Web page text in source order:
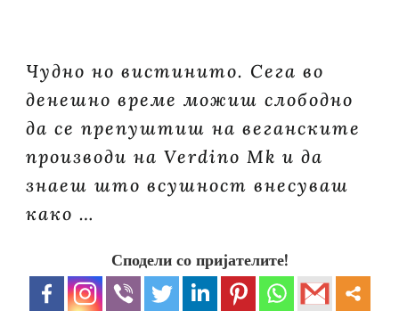
Чудно но вистинито. Сега во
денешно време можиш слободно
да се препуштиш на веганските
производи на Verdino Mk и да
знаеш што всушност внесуваш
како …
Сподели со пријателите!